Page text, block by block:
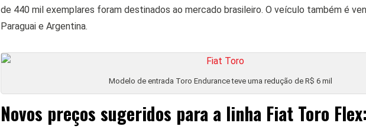
de 440 mil exemplares foram destinados ao mercado brasileiro. O veículo também é
Paraguai e Argentina.
Modelo de entrada Toro Endurance teve uma redução de R$ 6 mil
Novos preços sugeridos para a linha Fiat Toro Flex: